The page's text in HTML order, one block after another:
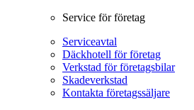
Service för företag
Serviceavtal
Däckhotell för företag
Verkstad för företagsbilar
Skadeverkstad
Kontakta företagssäljare